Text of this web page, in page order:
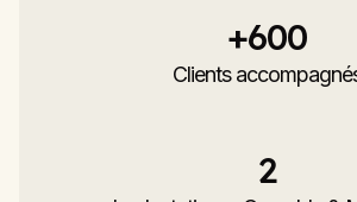
Clients
+600
2